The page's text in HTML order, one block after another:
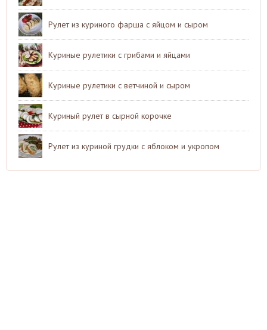
Рулет из куриного фарша с яйцом и сыром
Куриные рулетики с грибами и яйцами
Куриные рулетики с ветчиной и сыром
Куриный рулет в сырной корочке
Рулет из куриной грудки с яблоком и укропом